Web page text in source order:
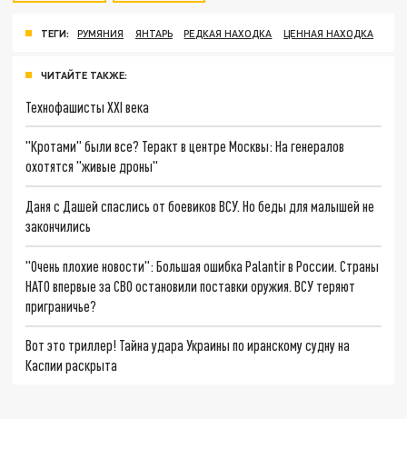
ТЕГИ: РУМЯНИЯ ЯНТАРЬ РЕДКАЯ НАХОДКА ЦЕННАЯ НАХОДКА
ЧИТАЙТЕ ТАКЖЕ:
Технофашисты XXI века
"Кротами" были все? Теракт в центре Москвы: На генералов
охотятся "живые дроны"
Даня с Дашей спаслись от боевиков ВСУ. Но беды для малышей не
закончились
"Очень плохие новости": Большая ошибка Palantir в России. Страны
НАТО впервые за СВО остановили поставки оружия. ВСУ теряют
приграничье?
Вот это триллер! Тайна удара Украины по иранскому судну на
Каспии раскрыта